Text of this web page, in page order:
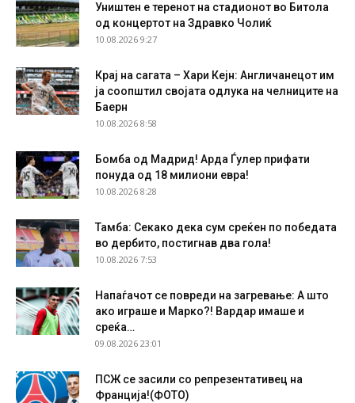
Уништен е теренот на стадионот во Битола
од концертот на Здравко Чолиќ
10.08.2026 9:27
Крај на сагата – Хари Кејн: Англичанецот им
ја соопштил својата одлука на челниците на
Баерн
10.08.2026 8:58
Бомба од Мадрид! Арда Ѓулер прифати
понуда од 18 милиони евра!
10.08.2026 8:28
Тамба: Секако дека сум среќен по победата
во дербито, постигнав два гола!
10.08.2026 7:53
Напаѓачот се повреди на загревање: А што
ако играше и Марко?! Вардар имаше и
среќа…
09.08.2026 23:01
ПСЖ се засили со репрезентативец на
Франција!(ФОТО)